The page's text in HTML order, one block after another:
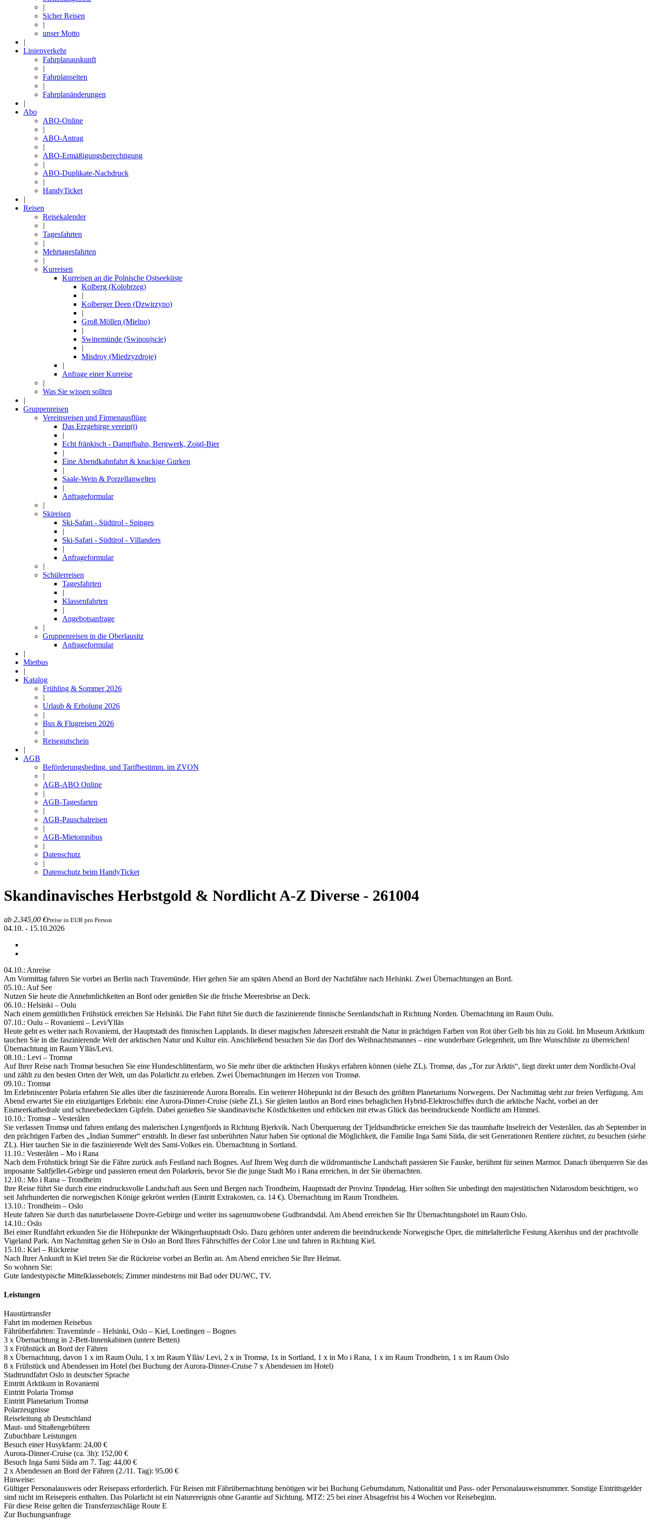
|
Sicher Reisen
|
unser Motto
|
Linienverkehr
Fahrplanauskunft
|
Fahrplanseiten
|
Fahrplanänderungen
|
Abo
ABO-Online
|
ABO-Antrag
|
ABO-Ermäßigungsberechtigung
|
ABO-Duplikate-Nachdruck
|
HandyTicket
|
Reisen
Reisekalender
|
Tagesfahrten
|
Mehrtagesfahrten
|
Kurreisen
Kurreisen an die Polnische Ostseeküste
Kolberg (Kolobrzeg)
|
Kolberger Deep (Dzwirzyno)
|
Groß Möllen (Mielno)
|
Swinemünde (Swinoujscie)
|
Misdroy (Miedzyzdroje)
|
Anfrage einer Kurreise
|
Was Sie wissen sollten
|
Gruppenreisen
Vereinsreisen und Firmenausflüge
Das Erzgebirge verein(t)
|
Echt fränkisch - Dampfbahn, Bergwerk, Zoigl-Bier
|
Eine Abendkahnfahrt & knackige Gurken
|
Saale-Wein & Porzellanwelten
|
Anfrageformular
|
Skireisen
Ski-Safari - Südtirol - Spinges
|
Ski-Safari - Südtirol - Villanders
|
Anfrageformular
|
Schülerreisen
Tagesfahrten
|
Klassenfahrten
|
Angebotsanfrage
|
Gruppenreisen in die Oberlausitz
Anfrageformular
|
Mietbus
|
Katalog
Frühling & Sommer 2026
|
Urlaub & Erholung 2026
|
Bus & Flugreisen 2026
|
Reisegutschein
|
AGB
Beförderungsbeding. und Tarifbestimm. im ZVON
|
AGB-ABO Online
|
AGB-Tagesfarten
|
AGB-Pauschalreisen
|
AGB-Mietomnibus
|
Datenschutz
|
Datenschutz beim HandyTicket
Skandinavisches Herbstgold & NordlichtA-Z Diverse - 261004
ab 2.345,00 €Preise in EUR pro Person
04.10. - 15.10.2026
04.10.: Anreise
Am Vormittag fahren Sie vorbei an Berlin nach Travemünde. Hier gehen Sie am späten Abend an Bord der Nachtfähre nach Helsinki. Zwei Übernachtungen an Bord.
05.10.: Auf See
Nutzen Sie heute die Annehmlichkeiten an Bord oder genießen Sie die frische Meeresbrise an Deck.
06.10.: Helsinki – Oulu
Nach einem gemütlichen Frühstück erreichen Sie Helsinki. Die Fahrt führt Sie durch die faszinierende finnische Seenlandschaft in Richtung Norden. Übernachtung im Raum Oulu.
07.10.: Oulu – Rovaniemi – Levi/­Ylläs
Heute geht es weiter nach Rovaniemi, der Hauptstadt des finnischen Lapplands. In dieser magischen Jahreszeit erstrahlt die Natur in prächtigen Farben von Rot über Gelb bis hin zu Gold. Im Museum Arktikum
tauchen Sie in die faszinierende Welt der arktischen Natur und Kultur ein. Anschließend besuchen Sie das Dorf des Weihnachtsmannes – eine wunderbare Gelegenheit, um Ihre Wunschliste zu überreichen!
Übernachtung im Raum Ylläs/­Levi.
08.10.: Levi – Tromsø
Auf Ihrer Reise nach Tromsø besuchen Sie eine Hundeschlittenfarm, wo Sie mehr über die arktischen Huskys erfahren können (siehe ZL). Tromsø, das „Tor zur Arktis“, liegt direkt unter dem Nordlicht-Oval
und zählt zu den besten Orten der Welt, um das Polarlicht zu erleben. Zwei Übernachtungen im Herzen von Tromsø.
09.10.: Tromsø
Im Erlebniscenter Polaria erfahren Sie alles über die faszinierende Aurora Borealis. Ein weiterer Höhepunkt ist der Besuch des größten Planetariums Norwegens. Der Nachmittag steht zur freien Verfügung. Am
Abend erwartet Sie ein einzigartiges Erlebnis: eine Aurora-Dinner-Cruise (siehe ZL). Sie gleiten lautlos an Bord eines behaglichen Hybrid-Elektroschiffes durch die arktische Nacht, vorbei an der
Eismeerkathedrale und schneebedeckten Gipfeln. Dabei genießen Sie skandinavische Köstlichkeiten und erblicken mit etwas Glück das beeindruckende Nordlicht am Himmel.
10.10.: Tromsø – Vesterålen
Sie verlassen Tromsø und fahren entlang des malerischen Lyngenfjords in Richtung Bjerkvik. Nach Überquerung der Tjeldsundbrücke erreichen Sie das traumhafte Inselreich der Vesterålen, das ab September in
den prächtigen Farben des „Indian Summer“ erstrahlt. In dieser fast unberührten Natur haben Sie optional die Möglichkeit, die Familie Inga Sami Siida, die seit Generationen Rentiere züchtet, zu besuchen (siehe
ZL). Hier tauchen Sie in die faszinierende Welt des Sami-Volkes ein. Übernachtung in Sortland.
11.10.: Vesterålen – Mo i Rana
Nach dem Frühstück bringt Sie die Fähre zurück aufs Festland nach Bognes. Auf Ihrem Weg durch die wildromantische Landschaft passieren Sie Fauske, berühmt für seinen Marmor. Danach überqueren Sie das
imposante Saltfjellet-Gebirge und passieren erneut den Polarkreis, bevor Sie die junge Stadt Mo i Rana erreichen, in der Sie übernachten.
12.10.: Mo i Rana – Trondheim
Ihre Reise führt Sie durch eine eindrucksvolle Landschaft aus Seen und Bergen nach Trondheim, Hauptstadt der Provinz Trøndelag. Hier sollten Sie unbedingt den majestätischen Nidarosdom besichtigen, wo
seit Jahrhunderten die norwegischen Könige gekrönt werden (Eintritt Extrakosten, ca. 14 €). Übernachtung im Raum Trondheim.
13.10.: Trondheim – Oslo
Heute fahren Sie durch das naturbelassene Dovre-Gebirge und weiter ins sagenumwobene Gudbrandsdal. Am Abend erreichen Sie Ihr Übernachtungshotel im Raum Oslo.
14.10.: Oslo
Bei einer Rundfahrt erkunden Sie die Höhepunkte der Wikingerhauptstadt Oslo. Dazu gehören unter anderem die beeindruckende Norwegische Oper, die mittelalterliche Festung Akershus und der prachtvolle
Vigeland Park. Am Nachmittag gehen Sie in Oslo an Bord Ihres Fährschiffes der Color Line und fahren in Richtung Kiel.
15.10.: Kiel – Rückreise
Nach Ihrer Ankunft in Kiel treten Sie die Rückreise vorbei an Berlin an. Am Abend erreichen Sie Ihre Heimat.
So wohnen Sie:
Gute landestypische Mittelklassehotels; Zimmer mindestens mit Bad oder DU/­WC, TV.
Leistungen
Haustürtransfer
Fahrt im modernen Reisebus
Fährüberfahrten: Travemünde – Helsinki, Oslo – Kiel, Loedingen – Bognes
3 x Übernachtung in 2-Bett-Innenkabinen (untere Betten)
3 x Frühstück an Bord der Fähren
8 x Übernachtung, davon 1 x im Raum Oulu, 1 x im Raum Ylläs/­ Levi, 2 x in Tromsø, 1x in Sortland, 1 x in Mo i Rana, 1 x im Raum Trondheim, 1 x im Raum Oslo
8 x Frühstück und Abendessen im Hotel (bei Buchung der Aurora-Dinner-Cruise 7 x Abendessen im Hotel)
Stadtrundfahrt Oslo in deutscher Sprache
Eintritt Arktikum in Rovaniemi
Eintritt Polaria Tromsø
Eintritt Planetarium Tromsø
Polarzeugnisse
Reiseleitung ab Deutschland
Maut- und Straßengebühren
Zubuchbare Leistungen
Besuch einer Husykfarm: 24,00 €
Aurora-Dinner-Cruise (ca. 3h): 152,00 €
Besuch Inga Sami Siida am 7. Tag: 44,00 €
2 x Abendessen an Bord der Fähren (2./­11. Tag): 95,00 €
Hinweise:
Gültiger Personalausweis oder Reisepass erforderlich. Für Reisen mit Fährübernachtung benötigen wir bei Buchung Geburtsdatum, Nationalität und Pass- oder Personalausweisnummer. Sonstige Eintrittsgelder
sind nicht im Reisepreis enthalten. Das Polarlicht ist ein Naturereignis ohne Garantie auf Sichtung. MTZ: 25 bei einer Absagefrist bis 4 Wochen vor Reisebeginn.
Für diese Reise gelten die Transferzuschläge Route E
Zur Buchungsanfrage